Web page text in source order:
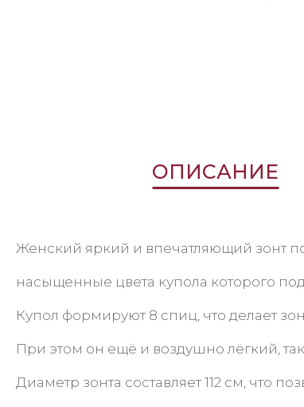
ОПИСАНИЕ
Женский яркий и впечатляющий зонт
насыщенные цвета купола которого
Купол формируют 8 спиц, что делает
При этом он ещё и воздушно лёгкий,
Диаметр зонта составляет 112 см, что